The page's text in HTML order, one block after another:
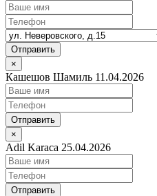
Отправить
×
Кашешов Шамиль 11.04.2026
Отправить
×
Adil Karaca 25.04.2026
Отправить